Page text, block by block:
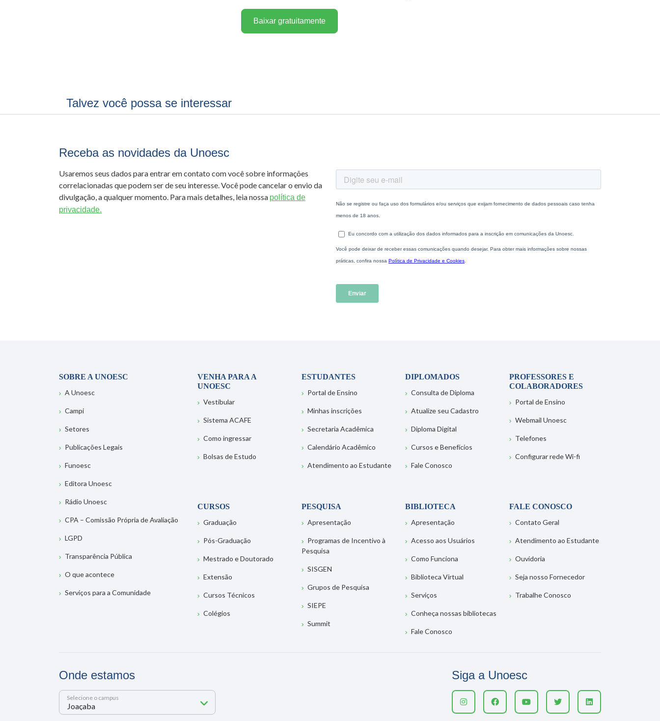
Baixar gratuitamente
Talvez você possa se interessar
Receba as novidades da Unoesc
Usaremos seus dados para entrar em contato com você sobre informações
correlacionadas que podem ser de seu interesse. Você pode cancelar o envio da
divulgação, a qualquer momento. Para mais detalhes, leia nossa política de
privacidade.
SOBRE A UNOESC
A Unoesc
Campi
Setores
Publicações Legais
Funoesc
Editora Unoesc
Rádio Unoesc
CPA – Comissão Própria de Avaliação
LGPD
Transparência Pública
O que acontece
Serviços para a Comunidade
VENHA PARA A
UNOESC
Vestibular
Sistema ACAFE
Como ingressar
Bolsas de Estudo
ESTUDANTES
Portal de Ensino
Minhas inscrições
Secretaria Acadêmica
Calendário Acadêmico
Atendimento ao Estudante
DIPLOMADOS
Consulta de Diploma
Atualize seu Cadastro
Diploma Digital
Cursos e Benefícios
Fale Conosco
PROFESSORES E
COLABORADORES
Portal de Ensino
Webmail Unoesc
Telefones
Configurar rede Wi-fi
CURSOS
Graduação
Pós-Graduação
Mestrado e Doutorado
Extensão
Cursos Técnicos
Colégios
PESQUISA
Apresentação
Programas de Incentivo à
Pesquisa
SISGEN
Grupos de Pesquisa
SIEPE
Summit
BIBLIOTECA
Apresentação
Acesso aos Usuários
Como Funciona
Biblioteca Virtual
Serviços
Conheça nossas bibliotecas
Fale Conosco
FALE CONOSCO
Contato Geral
Atendimento ao Estudante
Ouvidoria
Seja nosso Fornecedor
Trabalhe Conosco
Onde estamos
Selecione o campus
Siga a Unoesc